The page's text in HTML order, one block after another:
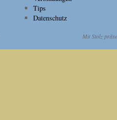
Tips
Datenschutz
Mit Stolz